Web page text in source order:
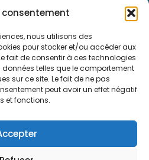
consentement
nous utilisons des
pour stocker et/ou accéder aux
fait de consentir à ces technologies
telles que le comportement
sur ce site. Le fait de ne pas
peut avoir un effet négatif
et fonctions.
40 46 45 81